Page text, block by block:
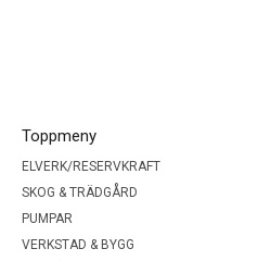
Toppmeny
ELVERK/RESERVKRAFT
SKOG & TRÄDGÅRD
PUMPAR
VERKSTAD & BYGG